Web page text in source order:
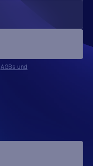
AGBs und